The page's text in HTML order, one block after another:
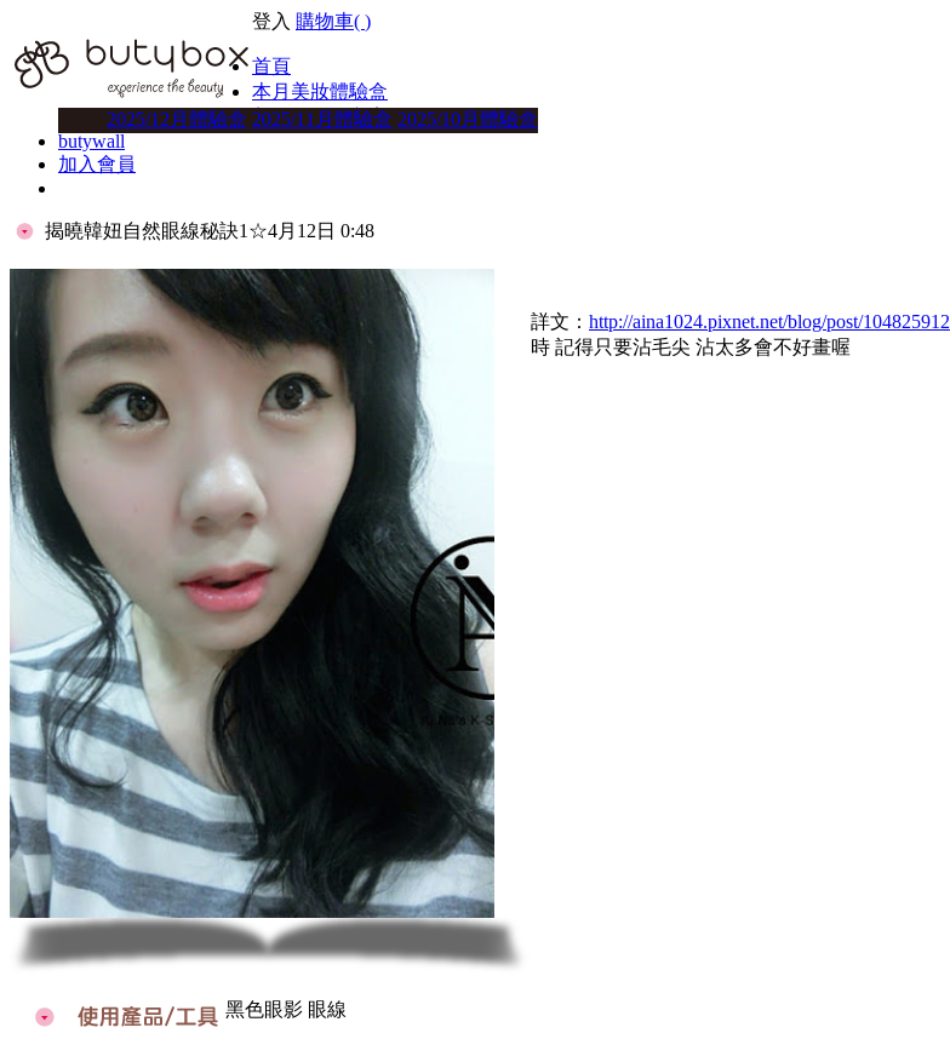
登入 購物車( )
首頁
本月美妝體驗盒
2025/12月體驗盒 2025/11月體驗盒 2025/10月體驗盒
美妝體驗盒方案
butywall
加入會員
揭曉韓妞自然眼線秘訣1 ☆4月12日 0:48
詳文： http://aina1024.pixnet.net/blog/post/104825912
時 記得只要沾毛尖 沾太多會不好畫喔
黑色眼影 眼線